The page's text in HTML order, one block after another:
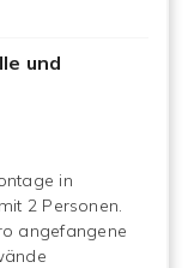
und
in
2 Personen.
angefangene